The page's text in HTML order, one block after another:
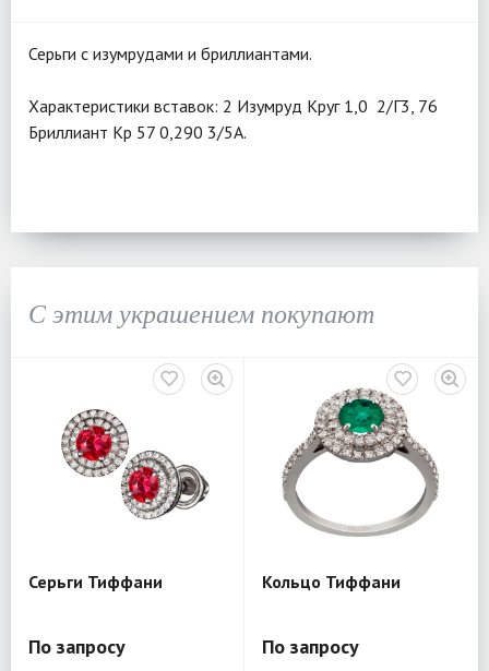
Серьги с изумрудами и бриллиантами.
Характеристики вставок: 2 Изумруд Круг 1,0 2/Г3, 76
Бриллиант Кр 57 0,290 3/5А.
С этим украшением покупают
Серьги Тиффани
По запросу
Кольцо Тиффани
По запросу